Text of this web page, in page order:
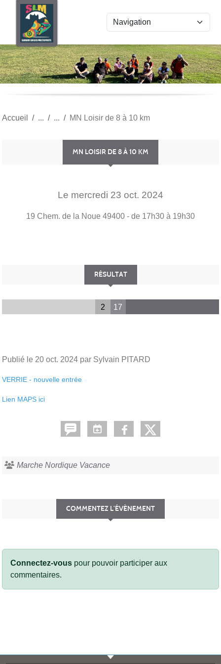
Accueil MN Loisir de 8 à 10 km
MN LOISIR DE 8 À 10 KM
Le mercredi 23 oct. 2024
19 Chem. de la Noue 49400 - de 17h30 à 19h30
RÉSULTAT
2 17
Publié le 20 oct. 2024 par Sylvain PITARD
VERRIE - nouvelle entrée
Lien MAPS ici
Marche Nordique Vacance
COMMENTEZ L’ÉVÈNEMENT
Connectez-vous pour pouvoir participer aux
commentaires.
Panneau de gestion des cookies